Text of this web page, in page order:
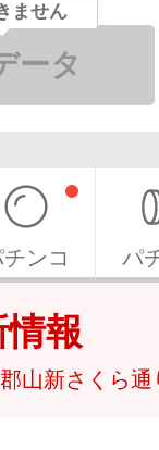
ません
ータ
ンコ パ
報
山新さくら通